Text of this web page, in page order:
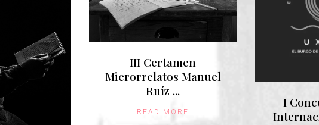
III Certamen
Microrrelatos Manuel
Ruíz ...
READ MORE
I